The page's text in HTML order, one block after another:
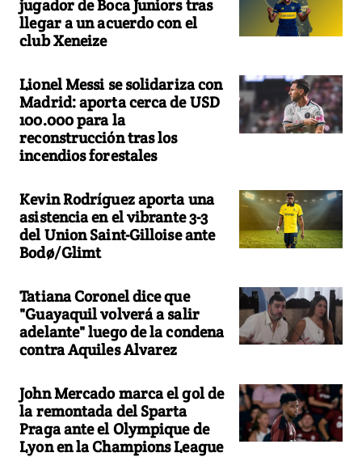
jugador de Boca Juniors tras
llegar a un acuerdo con el
club Xeneize
Lionel Messi se solidariza con
Madrid: aporta cerca de USD
100.000 para la
reconstrucción tras los
incendios forestales
Kevin Rodríguez aporta una
asistencia en el vibrante 3-3
del Union Saint-Gilloise ante
Bodø/Glimt
Tatiana Coronel dice que
"Guayaquil volverá a salir
adelante" luego de la condena
contra Aquiles Alvarez
John Mercado marca el gol de
la remontada del Sparta
Praga ante el Olympique de
Lyon en la Champions League